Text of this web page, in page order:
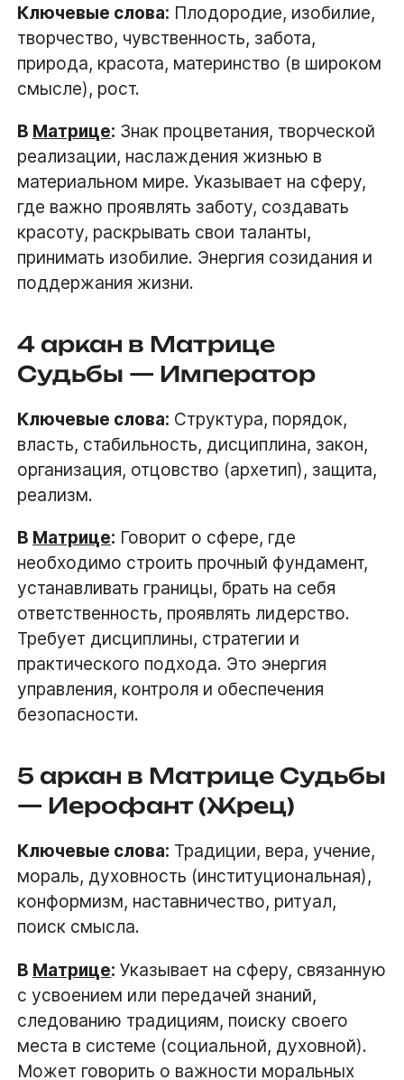
Ключевые слова: Плодородие, изобилие,
творчество, чувственность, забота,
природа, красота, материнство (в широком
смысле), рост.
В Матрице: Знак процветания, творческой
реализации, наслаждения жизнью в
материальном мире. Указывает на сферу,
где важно проявлять заботу, создавать
красоту, раскрывать свои таланты,
принимать изобилие. Энергия созидания и
поддержания жизни.
4 аркан в Матрице
Судьбы — Император
Ключевые слова: Структура, порядок,
власть, стабильность, дисциплина, закон,
организация, отцовство (архетип), защита,
реализм.
В Матрице: Говорит о сфере, где
необходимо строить прочный фундамент,
устанавливать границы, брать на себя
ответственность, проявлять лидерство.
Требует дисциплины, стратегии и
практического подхода. Это энергия
управления, контроля и обеспечения
безопасности.
5 аркан в Матрице Судьбы
— Иерофант (Жрец)
Ключевые слова: Традиции, вера, учение,
мораль, духовность (институциональная),
конформизм, наставничество, ритуал,
поиск смысла.
В Матрице: Указывает на сферу, связанную
с усвоением или передачей знаний,
следованию традициям, поиску своего
места в системе (социальной, духовной).
Может говорить о важности моральных